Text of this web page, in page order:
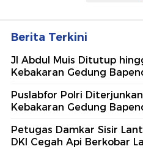
Berita Terkini
Jl Abdul Muis Ditutup
Kebakaran Gedung
Puslabfor Polri
Kebakaran Gedung
Petugas Damkar Sisir
DKI Cegah Api Berkobar